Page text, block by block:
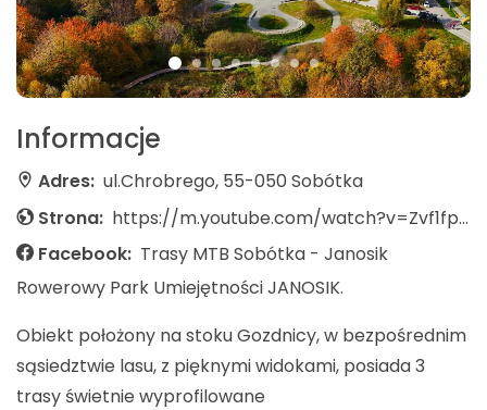
Informacje
Adres: ul.Chrobrego, 55-050 Sobótka
Strona:
https://m.youtube.com/watch?v=Zvf1fpRK32M
Facebook: Trasy MTB Sobótka - Janosik
Rowerowy Park Umiejętności JANOSIK.
Obiekt położony na stoku Gozdnicy, w bezpośrednim
sąsiedztwie lasu, z pięknymi widokami, posiada 3
trasy świetnie wyprofilowane